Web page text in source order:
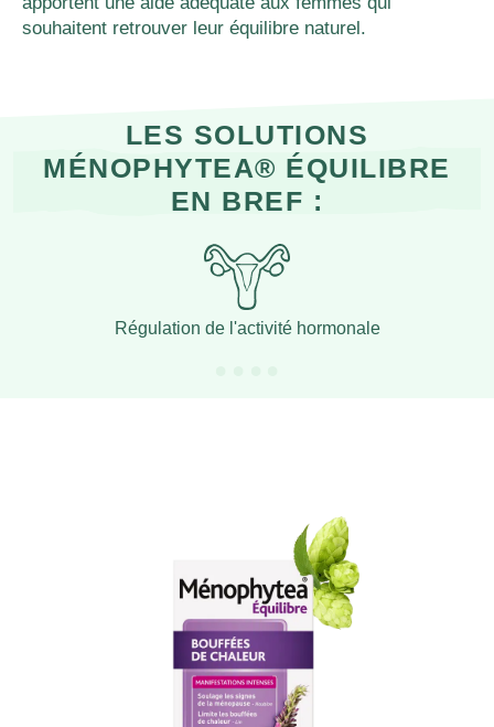
souhaitent retrouver leur équilibre naturel.
LES SOLUTIONS
MÉNOPHYTEA® ÉQUILIBRE
EN BREF :
Régulation de l'activité hormonale